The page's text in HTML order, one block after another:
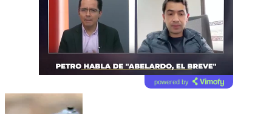
powered by